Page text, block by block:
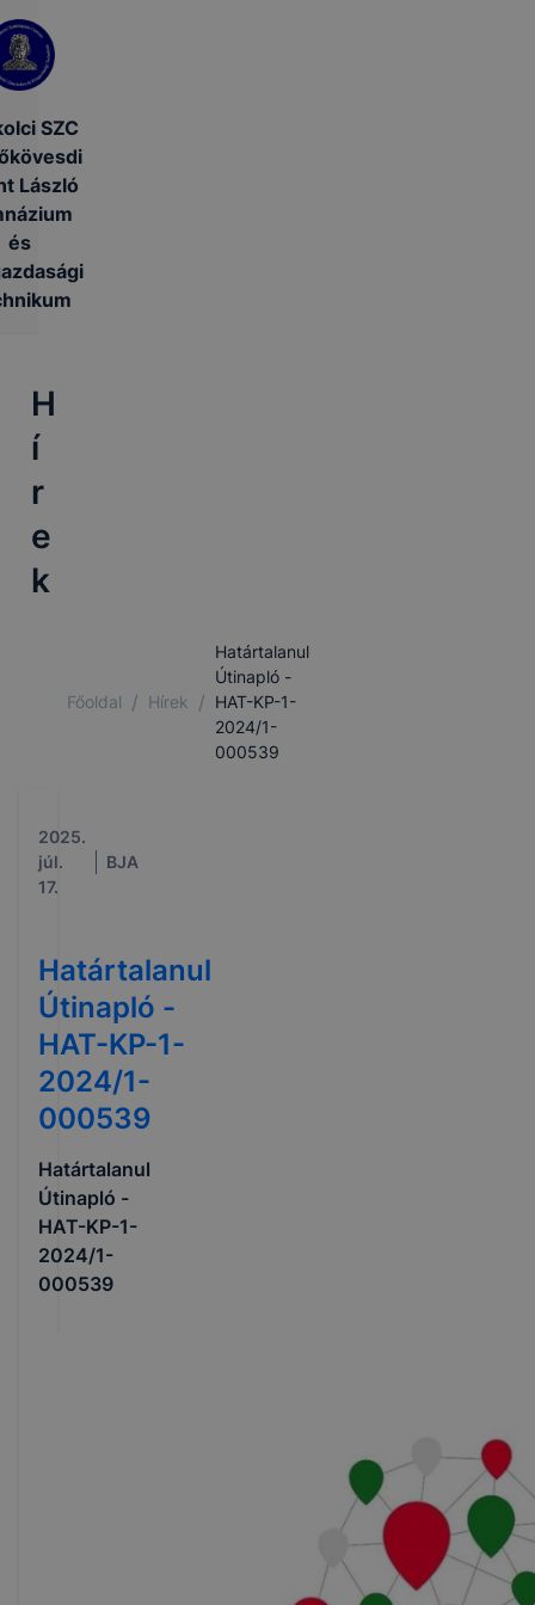
SZC
László
és
H
í
r
e
k
Főoldal / Hírek /
Határtalanul
Útinapló -
HAT-KP-1-
2024/1-
000539
2025.
júl.
17.
BJA
Határtalanul
Útinapló -
HAT-KP-1-
2024/1-
000539
Határtalanul
Útinapló -
HAT-KP-1-
2024/1-
000539